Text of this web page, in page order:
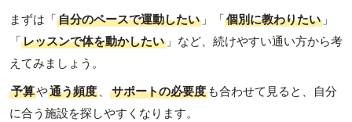
まずは「自分のペースで運動したい 」「個別に教わりたい 」
「レッスンで体を動かしたい 」など、続けやすい通い方から考
えてみましょう。
予算や通う頻度 、 サポートの必要度 も合わせて見ると、自分
に合う施設を探しやすくなります。